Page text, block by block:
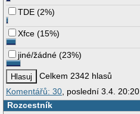
TDE (2%)
Xfce (15%)
jiné/žádné (23%)
Celkem 2342 hlasů
Komentářů: 30 , poslední 3.4. 20:20
Rozcestník